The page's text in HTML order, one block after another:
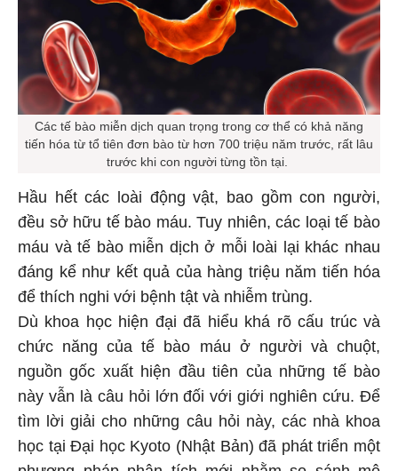
Các tế bào miễn dịch quan trọng trong cơ thể có khả năng
tiến hóa từ tổ tiên đơn bào từ hơn 700 triệu năm trước, rất lâu
trước khi con người từng tồn tại.
Hầu hết các loài động vật, bao gồm con người,
đều sở hữu tế bào máu. Tuy nhiên, các loại tế bào
máu và tế bào miễn dịch ở mỗi loài lại khác nhau
đáng kể như kết quả của hàng triệu năm tiến hóa
để thích nghi với bệnh tật và nhiễm trùng.
Dù khoa học hiện đại đã hiểu khá rõ cấu trúc và
chức năng của tế bào máu ở người và chuột,
nguồn gốc xuất hiện đầu tiên của những tế bào
này vẫn là câu hỏi lớn đối với giới nghiên cứu. Để
tìm lời giải cho những câu hỏi này, các nhà khoa
học tại Đại học Kyoto (Nhật Bản) đã phát triển một